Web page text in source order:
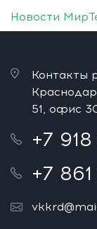
Новости
Контакты
51, офис
+7
+7